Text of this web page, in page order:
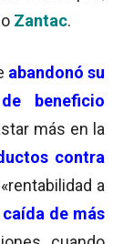
Zantac.
abandonó su
beneficio
más en la
contra
a
caída de más